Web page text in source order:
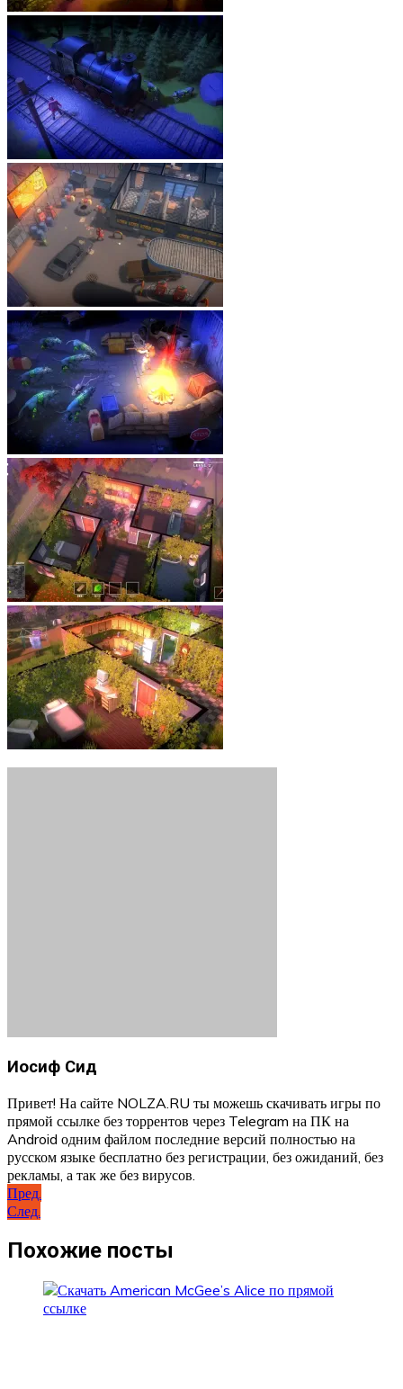
Иосиф Сид
Привет! На сайте NOLZA.RU ты можешь скачивать игры по
прямой ссылке без торрентов через Telegram на ПК на
Android одним файлом последние версий полностью на
русском языке бесплатно без регистрации, без ожиданий, без
рекламы, а так же без вирусов.
Навигация
по
записям
Пред.
След.
Похожие посты